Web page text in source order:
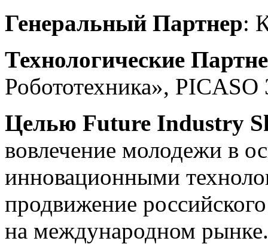
Генеральный Партнер:
Технологические
Робототехника», PICASO
Целью Future Industry
вовлечение молодежи в
инновационными
продвижение
на международном рынке.